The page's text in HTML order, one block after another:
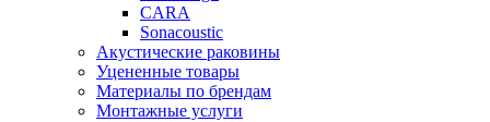
CARA
Sonacoustic
Акустические раковины
Уцененные товары
Материалы по брендам
Монтажные услуги